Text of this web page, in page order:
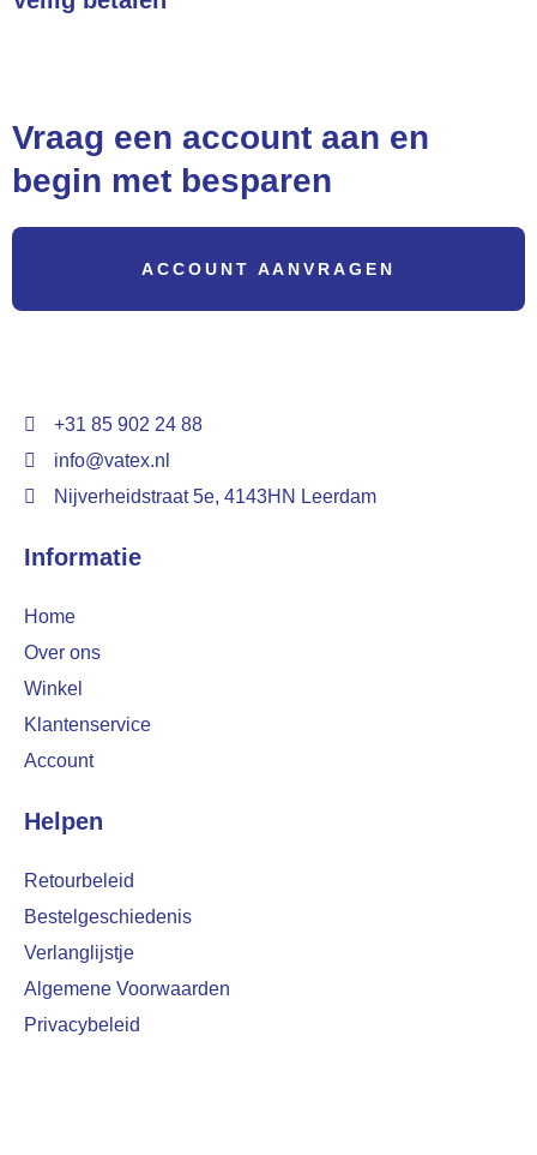
Vraag een account aan en
begin met besparen
ACCOUNT AANVRAGEN
+31 85 902 24 88
info@vatex.nl
Nijverheidstraat 5e, 4143HN Leerdam
Informatie
Home
Over ons
Winkel
Klantenservice
Account
Helpen
Retourbeleid
Bestelgeschiedenis
Verlanglijstje
Algemene Voorwaarden
Privacybeleid